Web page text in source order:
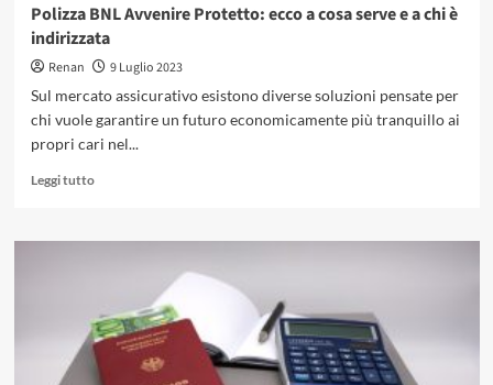
Polizza BNL Avvenire Protetto: ecco a cosa serve e a chi è
indirizzata
Renan
9 Luglio 2023
Sul mercato assicurativo esistono diverse soluzioni pensate per
chi vuole garantire un futuro economicamente più tranquillo ai
propri cari nel...
Leggi tuttoLeggi
su
Protetto:
ecco
a